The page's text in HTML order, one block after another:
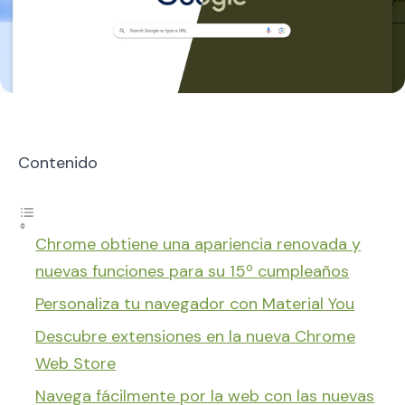
Contenido
Chrome obtiene una apariencia renovada y
nuevas funciones para su 15º cumpleaños
Personaliza tu navegador con Material You
Descubre extensiones en la nueva Chrome
Web Store
Navega fácilmente por la web con las nuevas